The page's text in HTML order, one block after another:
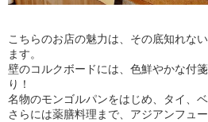
こちらのお店の魅力は、その底知れな
ます。
壁のコルクボードには、色鮮やかな付
り！
名物のモンゴルパンをはじめ、タイ、
さらには薬膳料理まで、アジアンフュ